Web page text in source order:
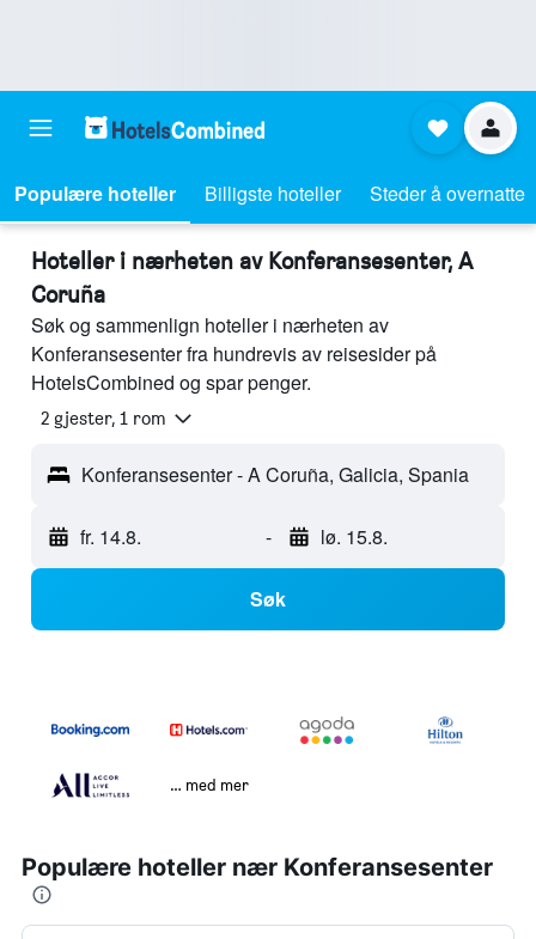
Populære hoteller Billigste hoteller Steder å overnatte
Hoteller i nærheten av Konferansesenter, A
Coruña
Søk og sammenlign hoteller i nærheten av
Konferansesenter fra hundrevis av reisesider på
HotelsCombined og spar penger.
2 gjester, 1 rom
Konferansesenter - A Coruña, Galicia, Spania
fr. 14.8. - lø. 15.8.
Søk
… med mer
Populære hoteller nær Konferansesenter